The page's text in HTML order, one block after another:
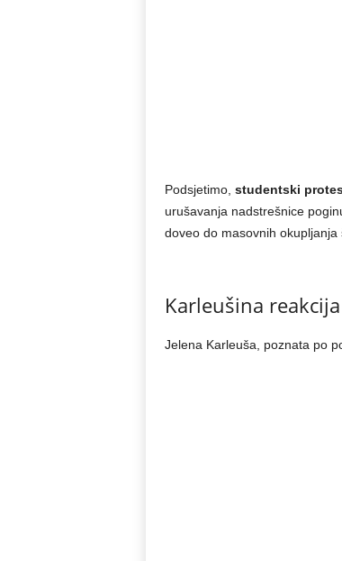
Podsjetimo, studentski
urušavanja nadstrešnice
doveo do masovnih okupljanja
Karleušina reakcija
Jelena Karleuša, poznata po